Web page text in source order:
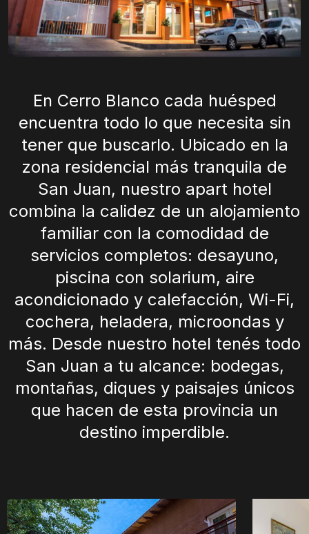
En Cerro Blanco cada huésped
encuentra todo lo que necesita sin
tener que buscarlo. Ubicado en la
zona residencial más tranquila de
San Juan, nuestro apart hotel
combina la calidez de un alojamiento
familiar con la comodidad de
servicios completos: desayuno,
piscina con solarium, aire
acondicionado y calefacción, Wi-Fi,
cochera, heladera, microondas y
más. Desde nuestro hotel tenés todo
San Juan a tu alcance: bodegas,
montañas, diques y paisajes únicos
que hacen de esta provincia un
destino imperdible.